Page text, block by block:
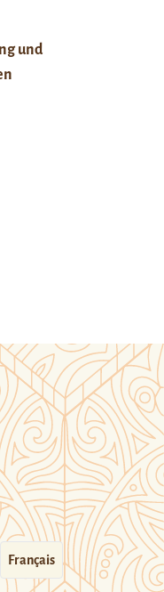
und
Français